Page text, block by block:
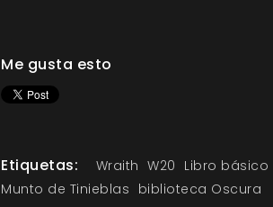
Me gusta esto
Etiquetas: Wraith W20 Libro básico
Munto de Tinieblas biblioteca Oscura